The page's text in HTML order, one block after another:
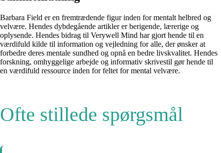
Barbara Field er en fremtrædende figur inden for mentalt helbred og
velvære. Hendes dybdegående artikler er berigende, lærerige og
oplysende. Hendes bidrag til Verywell Mind har gjort hende til en
værdifuld kilde til information og vejledning for alle, der ønsker at
forbedre deres mentale sundhed og opnå en bedre livskvalitet. Hendes
forskning, omhyggelige arbejde og informativ skrivestil gør hende til
en værdifuld ressource inden for feltet for mental velvære.
Ofte stillede spørgsmål